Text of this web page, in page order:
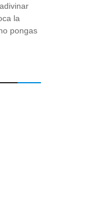
la
pongas